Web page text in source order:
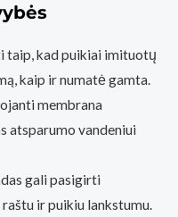
taip, kad puikiai imituotų
kaip ir numatė gamta.
membrana
atsparumo vandeniui
gali pasigirti
ir puikiu lankstumu.